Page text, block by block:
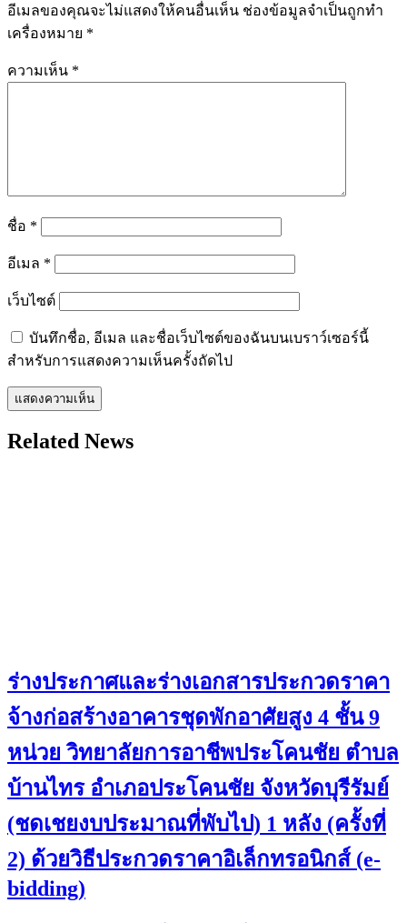
อีเมลของคุณจะไม่แสดงให้คนอื่นเห็น ช่องข้อมูลจำเป็นถูกทำ
เครื่องหมาย *
ความเห็น *
ชื่อ *
อีเมล *
เว็บไซต์
บันทึกชื่อ, อีเมล และชื่อเว็บไซต์ของฉันบนเบราว์เซอร์นี้
สำหรับการแสดงความเห็นครั้งถัดไป
Related News
ร่างประกาศและร่างเอกสารประกวดราคา
จ้างก่อสร้างอาคารชุดพักอาศัยสูง 4 ชั้น 9
หน่วย วิทยาลัยการอาชีพประโคนชัย ตำบล
บ้านไทร อำเภอประโคนชัย จังหวัดบุรีรัมย์
(ชดเชยงบประมาณที่พับไป) 1 หลัง (ครั้งที่
2) ด้วยวิธีประกวดราคาอิเล็กทรอนิกส์ (e-
bidding)